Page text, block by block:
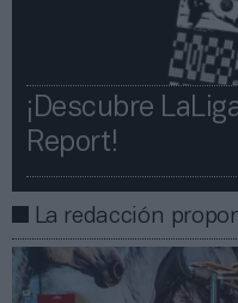
¡Descubre
Report!​​
La redacción